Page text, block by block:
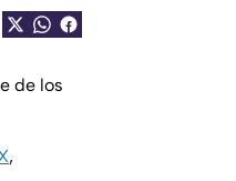
de los
,